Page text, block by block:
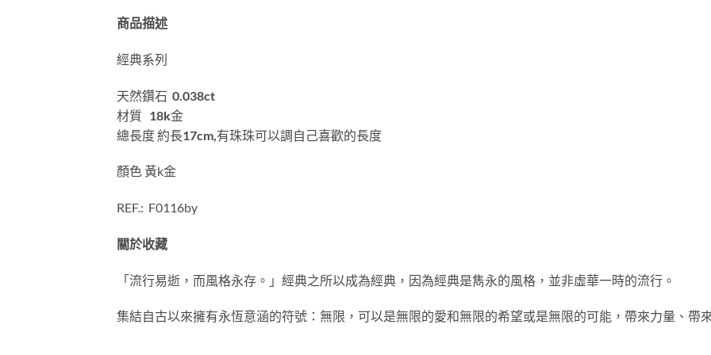
商品描述
經典系列
天然鑽石 0.038ct
材質 18k金
總長度 約長17cm, 有珠珠可以調自己喜歡的長度
顏色 黃k金
REF.: F0116by
關於收藏
「流行易逝，而風格永存。」經典之所以成為經典，因為經典是雋永的風格，並非虛華一時的流行。
集結自古以來擁有永恆意涵的符號：無限，可以是無限的愛和無限的希望或是無限的可能，帶來力量、帶